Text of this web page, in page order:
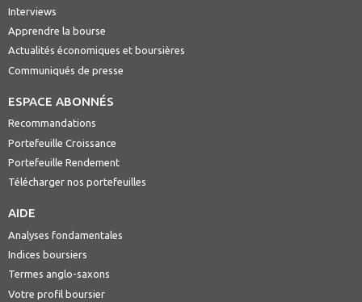
Interviews
Apprendre la bourse
Actualités économiques et boursières
Communiqués de presse
ESPACE ABONNÉS
Recommandations
Portefeuille Croissance
Portefeuille Rendement
Télécharger nos portefeuilles
AIDE
Analyses fondamentales
Indices boursiers
Termes anglo-saxons
Votre profil boursier